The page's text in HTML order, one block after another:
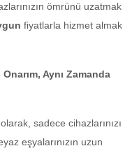
ömrünü uzatmak
fiyatlarla hizmet almak
Aynı Zamanda
olarak, sadece cihazlarınızı
eşyalarınızın uzun